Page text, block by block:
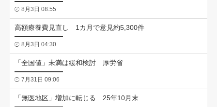
8月3日 08:55
高額療養費見直し 1カ月で意見約5,300件
8月3日 04:30
「全国値」未満は緩和検討 厚労省
7月31日 09:06
「無医地区」増加に転じる 25年10月末